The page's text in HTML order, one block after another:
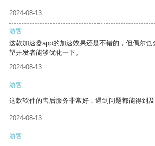
2024-08-13
游客
这款加速器app的加速效果还是不错的，但偶尔
望开发者能够优化一下。
2024-08-13
游客
这款软件的售后服务非常好，遇到问题都能得到及
2024-08-13
游客